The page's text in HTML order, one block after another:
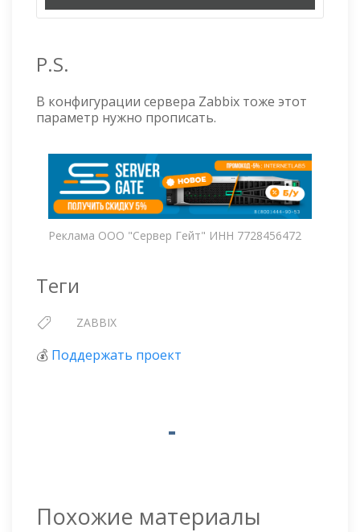
P.S.
В конфигурации сервера Zabbix тоже этот
параметр нужно прописать.
Реклама ООО "Сервер Гейт" ИНН 7728456472
Теги
ZABBIX
💰 Поддержать проект
Похожие материалы